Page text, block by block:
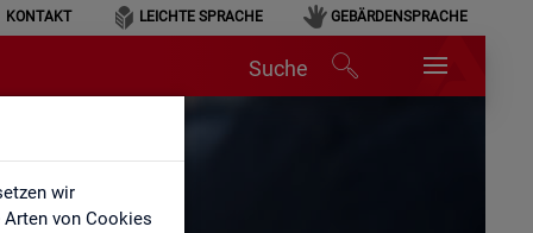
wir
von Cookies
KONTAKT LEICHTE SPRACHE GEBÄRDENSPRACHE
Suche